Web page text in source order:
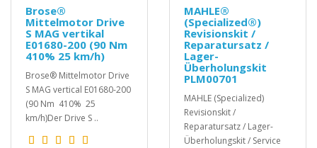
Brose®
Mittelmotor Drive
S MAG vertikal
E01680-200 (90 Nm
410% 25 km/h)
Brose® Mittelmotor Drive
S MAG vertical E01680-200
(90 Nm 410% 25
km/h)Der Drive S ..
MAHLE®
(Specialized®)
Revisionskit /
Reparatursatz /
Lager-
Überholungskit
PLM00701
MAHLE (Specialized)
Revisionskit /
Reparatursatz / Lager-
Überholungskit / Service